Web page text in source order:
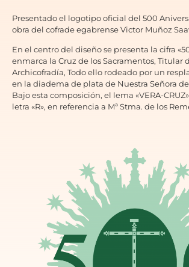
Presentado el logotipo oficial del 500
obra del cofrade egabrense Victor Muñoz
En el centro del diseño se presenta la cifra
enmarca la Cruz de los Sacramentos, Titular
Archicofradía, Todo ello rodeado por un
en la diadema de plata de Nuestra Señora
Bajo esta composición, el lema «VERA-
letra «R», en referencia a Mª Stma. de los